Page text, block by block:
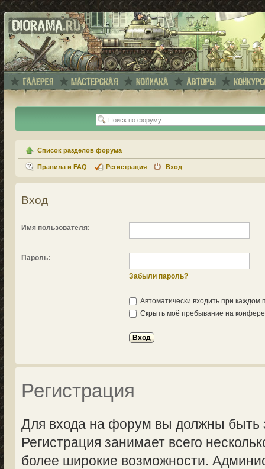
Список разделов форума
Правила и FAQ Регистрация Вход
Вход
Имя пользователя:
Пароль:
Забыли пароль?
Автоматически входить при каждом
Скрыть моё пребывание на
Регистрация
Для входа на форум вы должны быть
Регистрация занимает всего
более широкие возможности.